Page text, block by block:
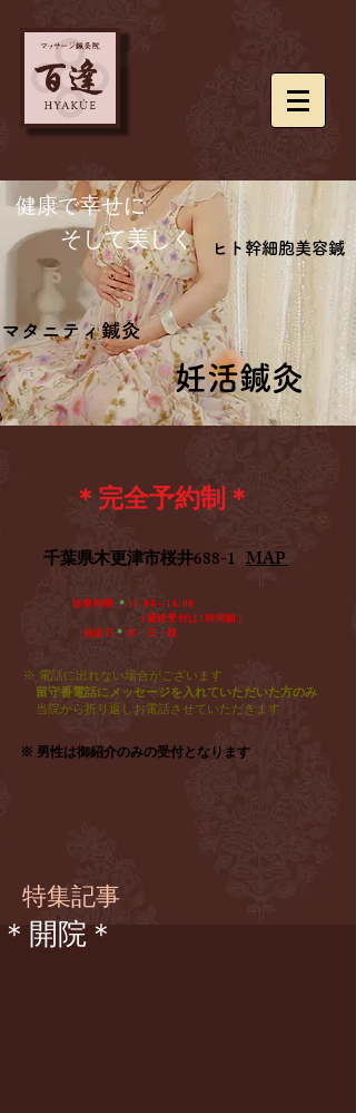
妊活鍼灸
妊活鍼灸
マタニティ鍼灸
マタニティ鍼灸
​健康で幸せに
​ そして美しく
ヒト幹細胞美容鍼
ヒト幹細胞美容鍼
＊完全予約制＊
​千葉県木更津市桜井688-1 MAP
診療時間 ＊ 10:00～16:00
​ （最終受付は1時間前）
休診日 ＊ 水・日・祝​
※ 電話に出れない場合がございます
留守番電話にメッセージを入れていただいた方のみ
当院から折り返しお電話させていただきます
※ 男性は御紹介のみの受付となります
特集記事
＊開院＊